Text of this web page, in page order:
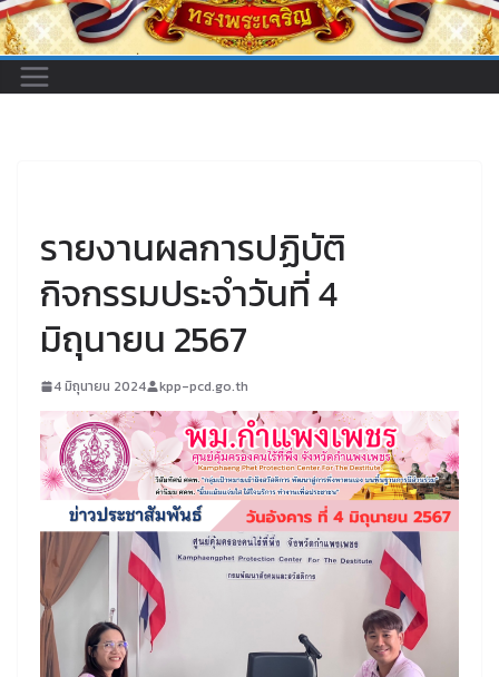
รายงานผลการปฏิบัติ
กิจกรรมประจำวันที่ 4
มิถุนายน 2567
4 มิถุนายน 2024 kpp-pcd.go.th